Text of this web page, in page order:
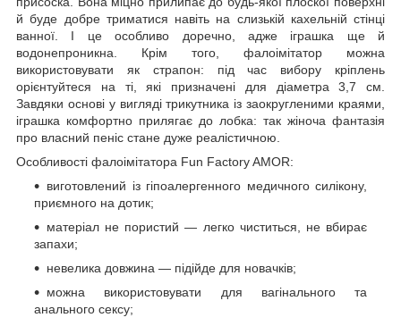
й буде добре триматися навіть на слизькій кахельній стінці
ванної. І це особливо доречно, адже іграшка ще й
водонепроникна. Крім того, фалоімітатор можна
використовувати як страпон: під час вибору кріплень
орієнтуйтеся на ті, які призначені для діаметра 3,7 см.
Завдяки основі у вигляді трикутника із заокругленими краями,
іграшка комфортно прилягає до лобка: так жіноча фантазія
про власний пеніс стане дуже реалістичною.
Особливості фалоімітатора Fun Factory AMOR:
виготовлений із гіпоалергенного медичного силікону,
приємного на дотик;
матеріал не пористий — легко чиститься, не вбирає
запахи;
невелика довжина — підійде для новачків;
можна використовувати для вагінального та
анального сексу;